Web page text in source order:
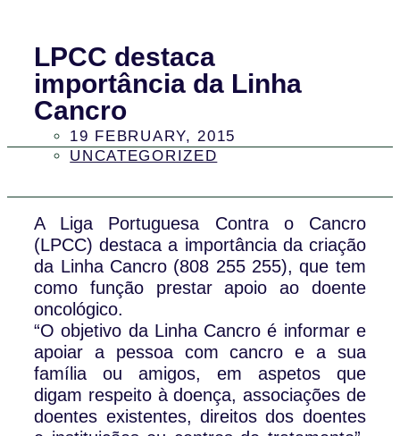
LPCC destaca
importância da Linha
Cancro
19 FEBRUARY, 2015
UNCATEGORIZED
A Liga Portuguesa Contra o Cancro
(LPCC) destaca a importância da criação
da Linha Cancro (808 255 255), que tem
como função prestar apoio ao doente
oncológico.
“O objetivo da Linha Cancro é informar e
apoiar a pessoa com cancro e a sua
família ou amigos, em aspetos que
digam respeito à doença, associações de
doentes existentes, direitos dos doentes